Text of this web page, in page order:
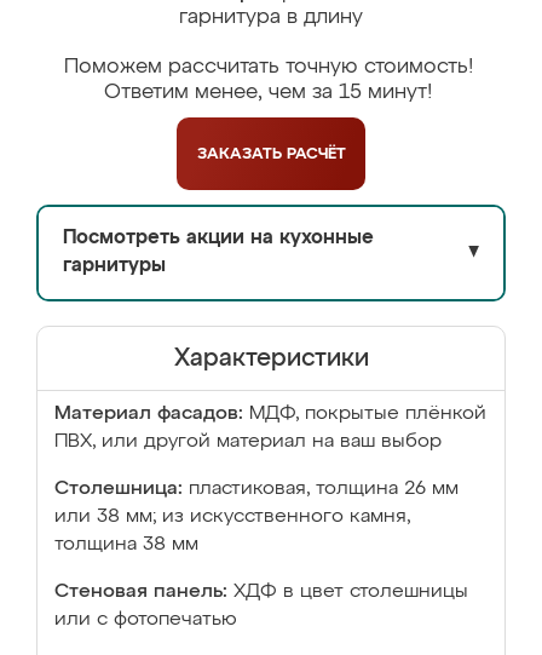
гарнитура в длину
Поможем рассчитать точную стоимость!
Ответим менее, чем за 15 минут!
ЗАКАЗАТЬ РАСЧЁТ
Посмотреть акции на кухонные
гарнитуры
▼
Характеристики
Материал фасадов: МДФ, покрытые плёнкой
ПВХ, или другой материал на ваш выбор
Столешница: пластиковая, толщина 26 мм
или 38 мм; из искусственного камня,
толщина 38 мм
Стеновая панель: ХДФ в цвет столешницы
или с фотопечатью